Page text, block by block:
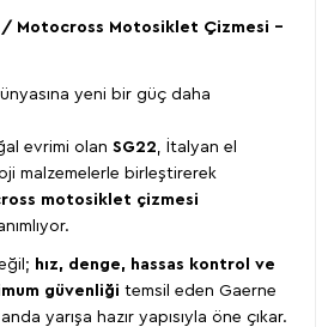
/ Motocross Motosiklet Çizmesi –
yeni bir güç daha
evrimi olan SG22 , İtalyan el
malzemelerle birleştirerek
motosiklet çizmesi
hız, denge, hassas kontrol ve
güvenliği temsil eden Gaerne
yarışa hazır yapısıyla öne çıkar.